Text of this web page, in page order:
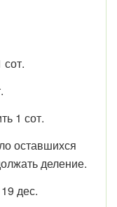
1 сот.
оставшихся
деление.
дес.